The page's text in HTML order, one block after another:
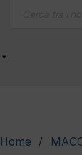
Home /